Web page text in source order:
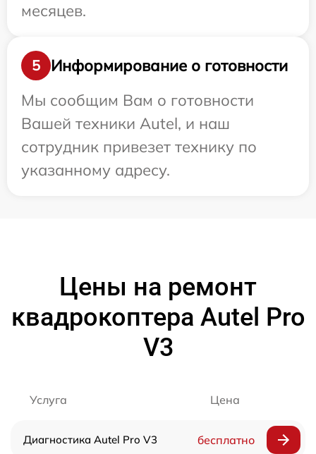
месяцев.
5
Информирование о готовности
Мы сообщим Вам о готовности
Вашей техники Autel, и наш
сотрудник привезет технику по
указанному адресу.
Цены на ремонт
квадрокоптера Autel Pro
V3
Услуга Цена
Диагностика Autel Pro V3 бесплатно